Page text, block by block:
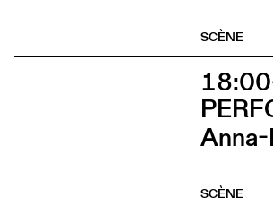
SCÈNE
SCÈNE